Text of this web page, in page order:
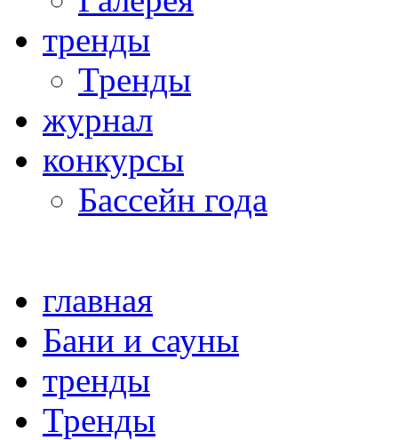
тренды
Тренды
журнал
конкурсы
Бассейн года
главная
Бани и сауны
тренды
Тренды